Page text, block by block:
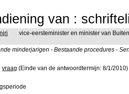
van :
vice-eersteminister en minister van
minderjarigen - Bestaande procedures -
vraag (Einde van de antwoordtermijn: 8/1/2010)